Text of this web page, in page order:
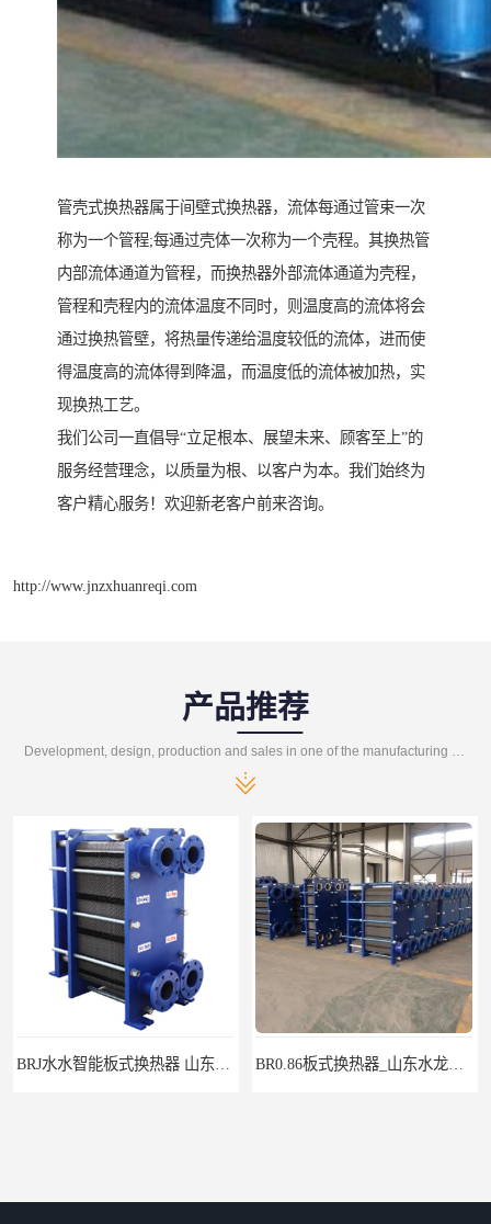
管壳式换热器属于间壁式换热器，流体每通过管束一次
称为一个管程;每通过壳体一次称为一个壳程。其换热管
内部流体通道为管程，而换热器外部流体通道为壳程，
管程和壳程内的流体温度不同时，则温度高的流体将会
通过换热管壁，将热量传递给温度较低的流体，进而使
得温度高的流体得到降温，而温度低的流体被加热，实
现换热工艺。
我们公司一直倡导“立足根本、展望未来、顾客至上”的
服务经营理念，以质量为根、以客户为本。我们始终为
客户精心服务！欢迎新老客户前来咨询。
http://www.jnzxhuanreqi.com
产品推荐
BR0.86板式换热器_山东水龙王公司